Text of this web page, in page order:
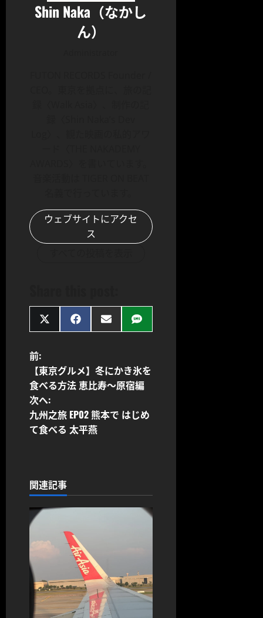
Shin Naka（なかし
ん）
ウェブサイトにアクセ
ス
Share
on
Share
on
Share
on
Share
on
投
稿
ナ
ビ
ー
シ
ョ
ン
前:
【東京グルメ】冬にかき氷を
食べる方法 恵比寿〜原宿編
次へ:
九州之旅 EP02 熊本で はじめ
て食べる 太平燕
関連記事